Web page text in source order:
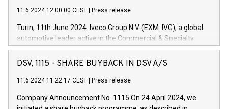
11.6.2024 12:00:00 CEST Press release
Turin, 11th June 2024. Iveco Group N.V. (EXM: IVG), a global
automotive leader active in the Commercial & Specialty
Vehicles, Powertrain and related Financial Services arenas,
has successfully signed a term loan facility of 150 million
new projects in Italy dedicated to research, development and
by CDP, Iveco Group will develop innovative technologies and
DSV, 1115 - SHARE BUYBACK IN DSV A/S
11.6.2024 11:22:17 CEST Press release
Company Announcement No. 1115 On 24 April 2024, we